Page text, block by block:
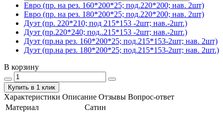
Евро (пр. на рез. 160*200*25; под.220*200; нав. 2шт)
Евро (пр. на рез. 180*200*25; под.220*200; нав. 2шт)
Дуэт (пр. 220*210; под 215*153 -2шт; нав.-2шт.)
Дуэт (пр.220*240; под..215*153 -2шт; нав.-2шт.)
Дуэт (пр.на рез. 160*200*25; под.215*153-2шт; нав. 2шт)
Дуэт (пр.на рез. 180*200*25; под.215*153-2шт; нав. 2шт.)
В корзину
Купить в 1 клик
Характеристики Описание Отзывы Вопрос-ответ
Материал
Сатин